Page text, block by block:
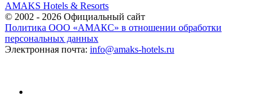
AMAKS Hotels & Resorts
© 2002 - 2026 Официальный сайт
Политика ООО «АМАКС» в отношении обработки
персональных данных
Электронная почта: info@amaks-hotels.ru